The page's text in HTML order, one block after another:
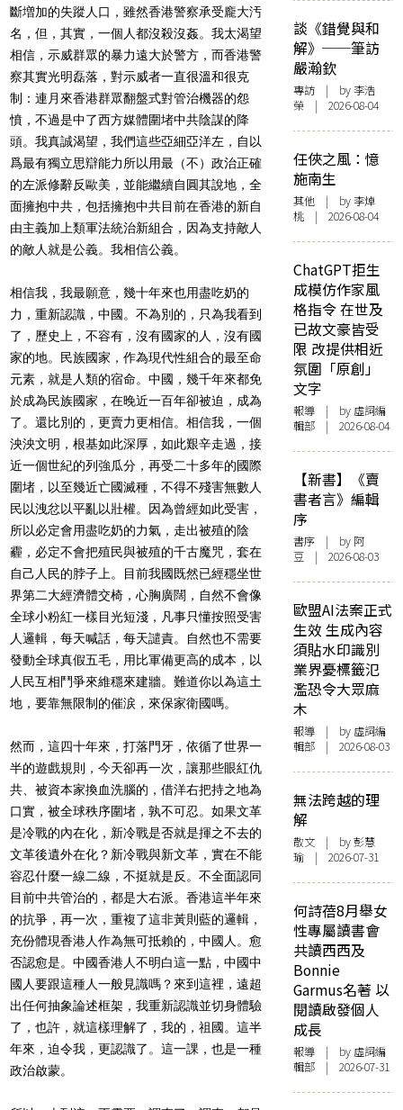
斷増加的失蹤人口，雖然香港警察承受龐大汚
名，但，其實，一個人都沒殺沒姦。我太渴望
相信，示威群眾的暴力遠大於警方，而香港警
察其實光明磊落，對示威者一直很溫和很克
制：連月來香港群眾翻盤式對管治機器的怨
憤，不過是中了西方媒體圍堵中共陰謀的降
頭。我真誠渴望，我們這些亞細亞洋左，自以
爲最有獨立思辯能力所以用最（不）政治正確
的左派修辭反歐美，並能繼續自圓其說地，全
面擁抱中共，包括擁抱中共目前在香港的新自
由主義加上類軍法統治新組合，因為支持敵人
的敵人就是公義。我相信公義。
相信我，我最願意，幾十年來也用盡吃奶的
力，重新認識，中國。不為別的，只為我看到
了，歷史上，不容有，沒有國家的人，沒有國
家的地。民族國家，作為現代性組合的最至命
元素，就是人類的宿命。中國，幾千年來都免
於成為民族國家，在晚近一百年卻被迫， 成為
了。還比別的，更賣力更相信。相信我，一個
泱泱文明，根基如此深厚，如此艱辛走過，接
近一個世紀的列強瓜分，再受二十多年的國際
圍堵，以至幾近亡國滅種，不得不殘害無數人
民以洩忿以平亂以壯權。因為曾經如此受害，
所以必定會用盡吃奶的力氣，走出被殖的陰
霾，必定不會把殖民與被殖的千古魔咒，套在
自己人民的脖子上。目前我國既然已經穩坐世
界第二大經濟體交椅，心胸廣闊，自然不會像
全球小粉紅一樣目光短淺 ，凡事只懂按照受害
人邏輯，每天喊話，每天譴責。
自然也不需要
發動全球真假五毛，用比軍備更高的成本， 以
人民互相鬥爭來維穩來建牆。難道你以為這土
地，要靠無限制的催涙，來保家衛國嗎。
然而，這四十年來，打落門牙，依循了世界一
半的遊戲規則，今天卻再一次，讓那些眼紅仇
共、被資本家換血洗腦的，借洋右把持之地為
口實，被全球秩序圍堵，孰不可忍。如果文革
是冷戰的內在化，新冷戰是否就是揮之不去的
文革後遺外在化？新冷戰與新文革，實在不能
容忍什麼一線二線，不挺就是反。不全面認同
目前中共管治的，都是大右派。香港這半年來
的抗爭，再一次，重複了這非黃則藍的邏輯，
充份體現香港人作為無可抵賴的，中國人。愈
否認愈是。中國香港人不明白這一點，中國中
國人要跟這種人一般見識嗎？來到這裡，遠超
出任何抽象論述框架，我重新認識並切身體驗
了，也許，就這樣理解了，我的，祖國。這半
年來，迫令我，更認識了。這一課 ，也是一種
政治啟蒙。
談《錯覺與和
解》──筆訪
嚴瀚欽
專訪 | by 李浩
榮 | 2026-08-04
任俠之風：憶
施南生
其他 | by 李焯
桃 | 2026-08-04
ChatGPT拒生
成模仿作家風
格指令 在世及
已故文豪皆受
限 改提供相近
氛圍「原創」
文字
報導 | by 虛詞編
輯部 | 2026-08-04
【新書】《賣
書者言》編輯
序
書序 | by 阿
豆 | 2026-08-03
歐盟AI法案正式
生效 生成內容
須貼水印識別
業界憂標籤氾
濫恐令大眾麻
木
報導 | by 虛詞編
輯部 | 2026-08-03
無法跨越的理
解
散文 | by 彭慧
瑜 | 2026-07-31
何詩蓓8月舉女
性專屬讀書會
共讀西西及
Bonnie
Garmus名著 以
閱讀啟發個人
成長
報導 | by 虛詞編
輯部 | 2026-07-31